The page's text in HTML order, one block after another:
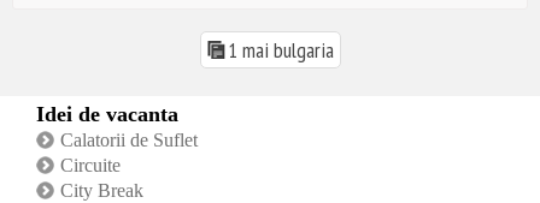
1 mai bulgaria
Idei de vacanta
Calatorii de Suflet
Circuite
City Break